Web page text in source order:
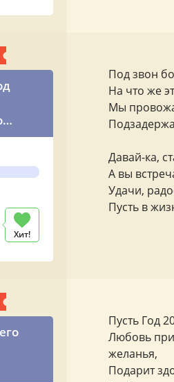
Хит!
Под звон
На что же
Мы
Давай-ка,
А вы
Удачи,
Пусть в
Пусть Год
Любовь
желанья,
Подарит